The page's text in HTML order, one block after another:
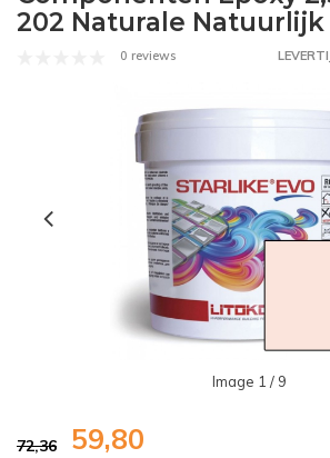
202 Naturale Natuurlijk
0 reviews
Image 1 / 9
72,36 59,80